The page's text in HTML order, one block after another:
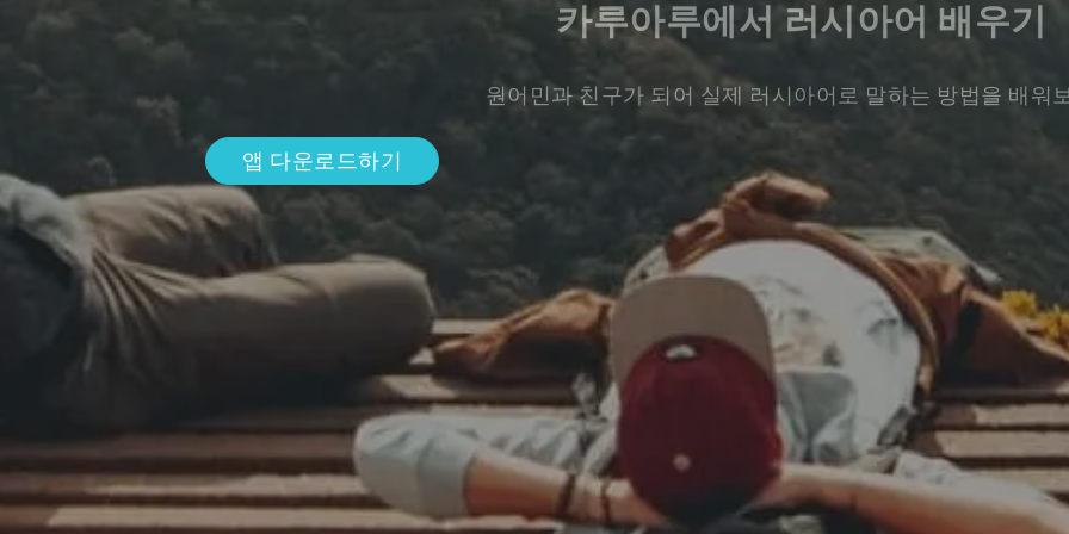
카루아루에서 러시아어 배우기
원어민과 친구가 되어 실제 러시아어로 말하는 방법을 배워
앱 다운로드하기